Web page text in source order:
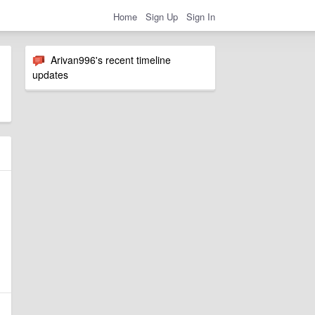
Home Sign Up Sign In
Arivan996's recent timeline
updates